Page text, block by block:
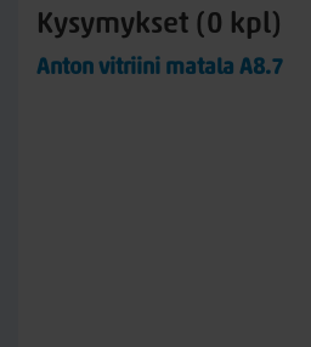
Kysymykset (0 kpl)
Anton vitriini matala A8.7